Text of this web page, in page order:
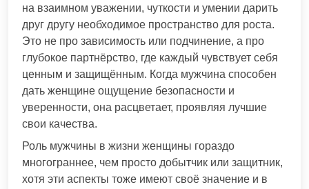
на взаимном уважении, чуткости и умении дарить
друг другу необходимое пространство для роста.
Это не про зависимость или подчинение, а про
глубокое партнёрство, где каждый чувствует себя
ценным и защищённым. Когда мужчина способен
дать женщине ощущение безопасности и
уверенности, она расцветает, проявляя лучшие
свои качества.
Роль мужчины в жизни женщины гораздо
многограннее, чем просто добытчик или защитник,
хотя эти аспекты тоже имеют своё значение и в